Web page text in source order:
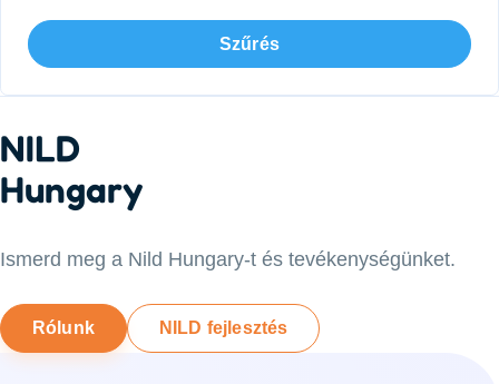
Szűrés
NILD
Hungary
Ismerd meg a Nild Hungary-t és tevékenységünket.
Rólunk NILD fejlesztés